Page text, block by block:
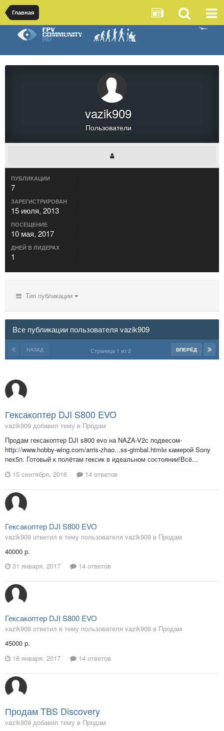
Главная
vazik909
Пользователи
ПУБЛИКАЦИИ
7
ЗАРЕГИСТРИРОВАН
15 июля, 2013
ПОСЕЩЕНИЕ
10 мая, 2017
ДНЕЙ В ЛИДЕРАХ
1
Тип публикации
Все публикации пользователя vazik909
НАЗАД ВПЕРЁД
Страница 1 из 2
Гексакоптер DJI S800 EVO
vazik909 добавил тему в Продам
Продам гексакоптер DJI s800 evo на NAZA-V2с подвесом-
http://www.hobby-wing.com/arris-zhao...ss-gimbal.htmlи камерой Sony
nex5n. Готовый к полётам гексик в идеальном состоянии!Всё...
15 сентября, 2016
14 ответов
Гексакоптер DJI S800 EVO
vazik909 ответил в тему пользователя vazik909 в Продам
40000 р.
31 января, 2017
14 ответов
Гексакоптер DJI S800 EVO
vazik909 ответил в тему пользователя vazik909 в Продам
45000 р.
16 января, 2017
14 ответов
Продам TBS Discovery
vazik909 добавил тему в Продам